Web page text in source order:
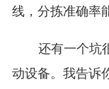
线，分拣准确率
还有一个坑
动设备。我告诉